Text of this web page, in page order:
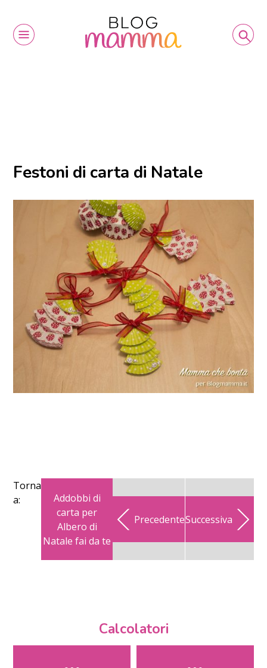
Festoni di carta di Natale
Torna
a:
Addobbi di
carta per
Albero di
Natale fai da te
PrecedenteSuccessiva
Calcolatori